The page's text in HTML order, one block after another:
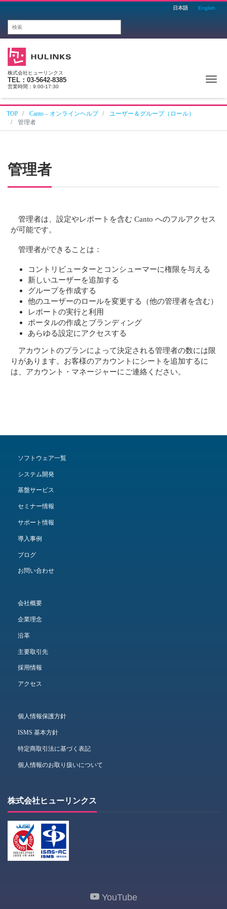
日本語 English
株式会社ヒューリンクス
TEL：03-5642-8385
営業時間：9:00-17:30
TOP Canto – オンラインヘルプ
ユーザー＆グループ（ロール）
管理者
管理者
管理者は、設定やレポートを含む Canto へのフルアクセス
が可能です。
管理者ができることは：
コントリビューターとコンシューマーに権限を与える
新しいユーザーを追加する
グループを作成する
他のユーザーのロールを変更する（他の管理者を含む）
レポートの実行と利用
ポータルの作成とブランディング
あらゆる設定にアクセスする
アカウントのプランによって決定される管理者の数には限
りがあります。お客様のアカウントにシートを追加するに
は、アカウント・マネージャーにご連絡ください。
ソフトウェア一覧
システム開発
基盤サービス
セミナー情報
サポート情報
導入事例
ブログ
お問い合わせ
会社概要
企業理念
沿革
主要取引先
採用情報
アクセス
個人情報保護方針
ISMS 基本方針
特定商取引法に基づく表記
個人情報のお取り扱いについて
株式会社ヒューリンクス
YouTube